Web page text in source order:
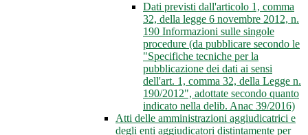
Dati previsti dall'articolo 1, comma
32, della legge 6 novembre 2012, n.
190 Informazioni sulle singole
procedure (da pubblicare secondo le
"Specifiche tecniche per la
pubblicazione dei dati ai sensi
dell'art. 1, comma 32, della Legge n.
190/2012", adottate secondo quanto
indicato nella delib. Anac 39/2016)
Atti delle amministrazioni aggiudicatrici e
degli enti aggiudicatori distintamente per